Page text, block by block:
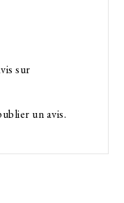
sur
un avis.